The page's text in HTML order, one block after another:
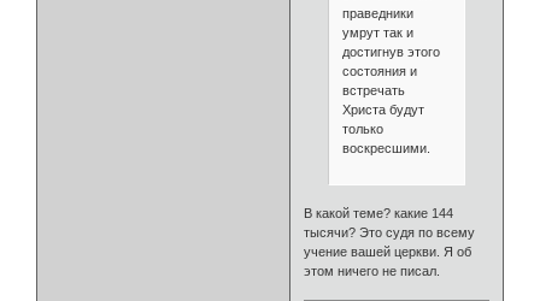
праведники
умрут так и
достигнув этого
состояния и
встречать
Христа будут
только
воскресшими.
В какой теме? какие 144
тысячи? Это судя по всему
учение вашей церкви. Я об
этом ничего не писал.